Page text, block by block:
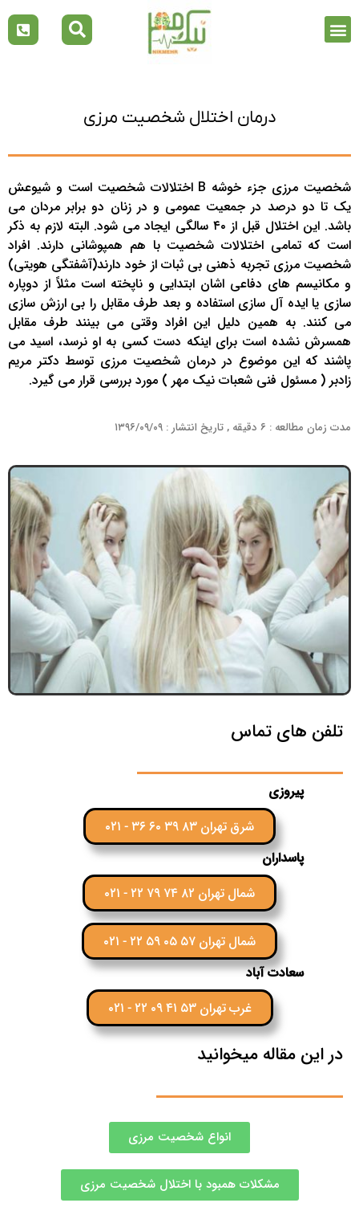
درمان اختلال شخصیت مرزی
شخصیت مرزی جزء خوشه B اختلالات شخصیت است و شیوعش
یک تا دو درصد در جمعیت عمومی و در زنان دو برابر مردان می
باشد. این اختلال قبل از ۴۰ سالگی ایجاد می شود. البته لازم به ذکر
است که تمامی اختلالات شخصیت با هم همپوشانی دارند. افراد
شخصیت مرزی تجربه ذهنی بی ثبات از خود دارند(آشفتگی هویتی)
و مکانیسم های دفاعی اشان ابتدایی و ناپخته است مثلاً از دوپاره
سازی یا ایده آل سازی استفاده و بعد طرف مقابل را بی ارزش سازی
می کنند. به همین دلیل این افراد وقتی می بینند طرف مقابل
همسرش نشده است برای اینکه دست کسی به او نرسد، اسید می
پاشند که این موضوع در درمان شخصیت مرزی توسط دکتر مریم
زادبر ( مسئول فنی شعبات نیک مهر ) مورد بررسی قرار می گیرد.
مدت زمان مطالعه : ۶ دقیقه , تاریخ انتشار : ۱۳۹۶/۰۹/۰۹
تلفن های تماس
پیروزی
شرق تهران ۸۳ ۳۹ ۶۰ ۳۶ - ۰۲۱
پاسداران
شمال تهران ۸۲ ۷۴ ۷۹ ۲۲ - ۰۲۱
شمال تهران ۵۷ ۰۵ ۵۹ ۲۲ - ۰۲۱
سعادت آباد
غرب تهران ۵۳ ۴۱ ۰۹ ۲۲ - ۰۲۱
در این مقاله میخوانید
انواع شخصیت مرزی
مشکلات همبود با اختلال شخصیت مرزی